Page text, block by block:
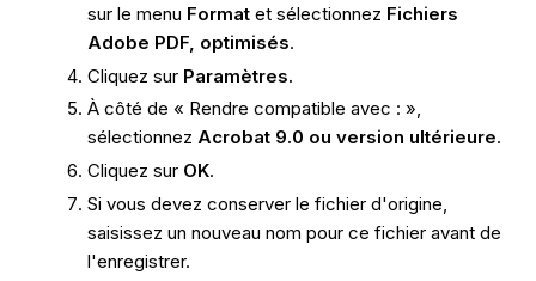
sur le menu Format et sélectionnez Fichiers
Adobe PDF, optimisés.
Cliquez sur Paramètres.
À côté de « Rendre compatible avec : »,
sélectionnez Acrobat 9.0 ou version ultérieure.
Cliquez sur OK.
Si vous devez conserver le fichier d'origine,
saisissez un nouveau nom pour ce fichier avant de
l'enregistrer.